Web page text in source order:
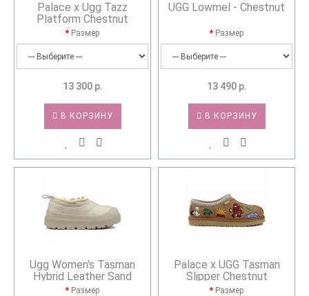
Palace x Ugg Tazz
Platform Chestnut
Размер
13 300 р.
В КОРЗИНУ
UGG Lowmel - Chestnut
Размер
13 490 р.
В КОРЗИНУ
Ugg Women's Tasman
Hybrid Leather Sand
Размер
Palace x UGG Tasman
Slipper Chestnut
Размер